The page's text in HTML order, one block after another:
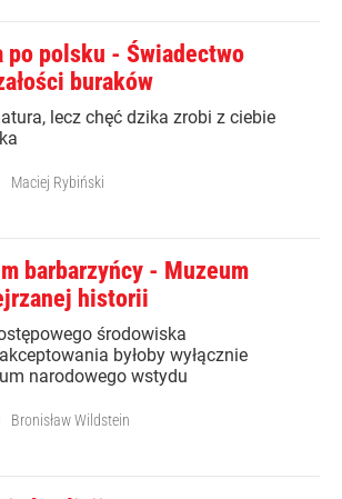
po polsku - Świadectwo
buraków
lecz chęć dzika zrobi z ciebie
Maciej Rybiński
barbarzyńcy - Muzeum
historii
środowiska
byłoby wyłącznie
narodowego wstydu
Bronisław Wildstein